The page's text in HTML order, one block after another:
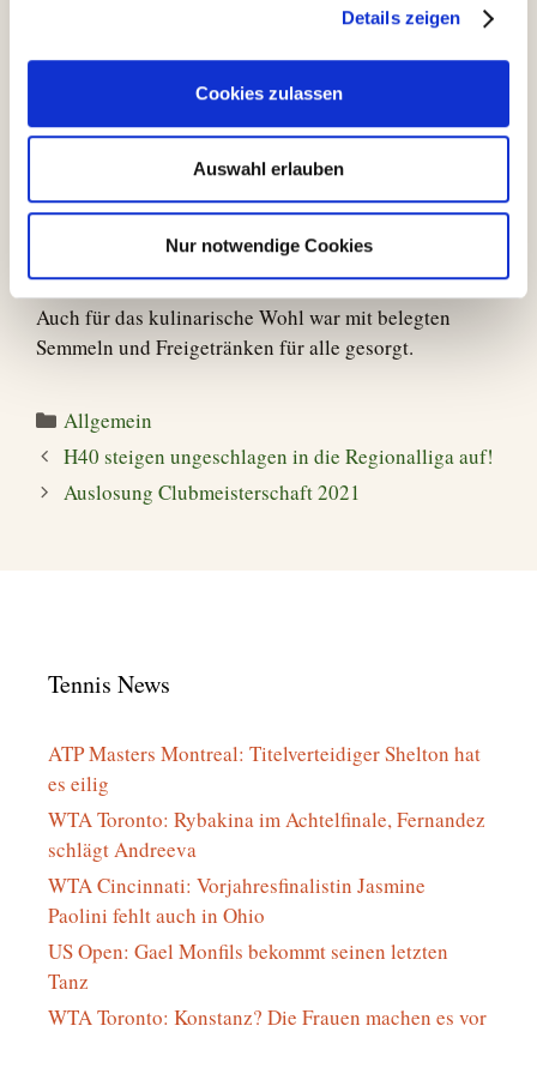
Details zeigen
Cookies zulassen
Auswahl erlauben
Nur notwendige Cookies
gab es im Bereich der Jugend, hier stand Andrea
würde sich aber über Unterstützung freuen. Der Posten
des Pressewarts (Marketing & Öffentlichkeitsarbeit)
wurde von Stefan Graf abgegeben an Andrea Ehlers.
das Vertrauen der Mitglieder.
Auch für das kulinarische Wohl war mit belegten
Semmeln und Freigetränken für alle gesorgt.
Kategorien
Allgemein
H40 steigen ungeschlagen in die Regionalliga auf!
Auslosung Clubmeisterschaft 2021
Tennis News
ATP Masters Montreal: Titelverteidiger Shelton hat
es eilig
WTA Toronto: Rybakina im Achtelfinale, Fernandez
schlägt Andreeva
WTA Cincinnati: Vorjahresfinalistin Jasmine
Paolini fehlt auch in Ohio
US Open: Gael Monfils bekommt seinen letzten
Tanz
WTA Toronto: Konstanz? Die Frauen machen es vor